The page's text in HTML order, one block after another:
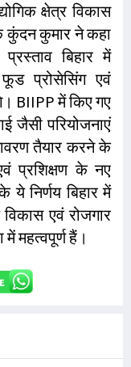
क्षेत्र विकास
कुंदन कुमार ने कहा
बिहार में
प्रोसेसिंग एवं
BIIPP में किए गए
जैसी परियोजनाएं
तैयार करने के
प्रशिक्षण के नए
निर्णय बिहार में
एवं रोजगार
महत्वपूर्ण हैं।